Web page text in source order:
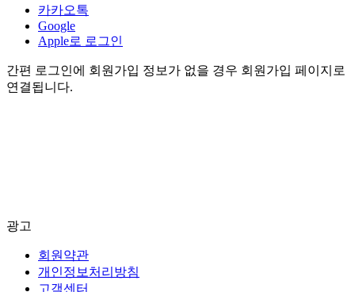
카카오톡
Google
Apple로 로그인
간편 로그인에 회원가입 정보가 없을 경우 회원가입 페이지로
연결됩니다.
광고
회원약관
개인정보처리방침
고객센터